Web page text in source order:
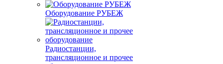
Оборудование РУБЕЖ
Радиостанции,
трансляционное и прочее